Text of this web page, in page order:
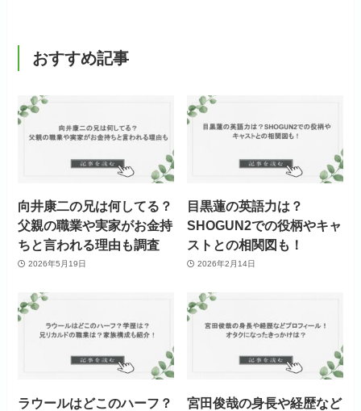
おすすめ記事
向井康二の兄は何してる？
父親の職業や実家がお金持
ちと言われる理由も調査
2026年5月19日
目黒蓮の英語力は？
SHOGUN2での役柄やキャ
ストとの相関図も！
2026年2月14日
ラウールはどこのハーフ？ 宮田俊哉の身長や経歴など